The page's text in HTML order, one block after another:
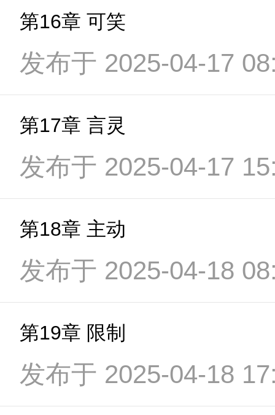
第16章 可笑
发布于 2025-04-17
第17章 言灵
发布于 2025-04-17
第18章 主动
发布于 2025-04-18
第19章 限制
发布于 2025-04-18